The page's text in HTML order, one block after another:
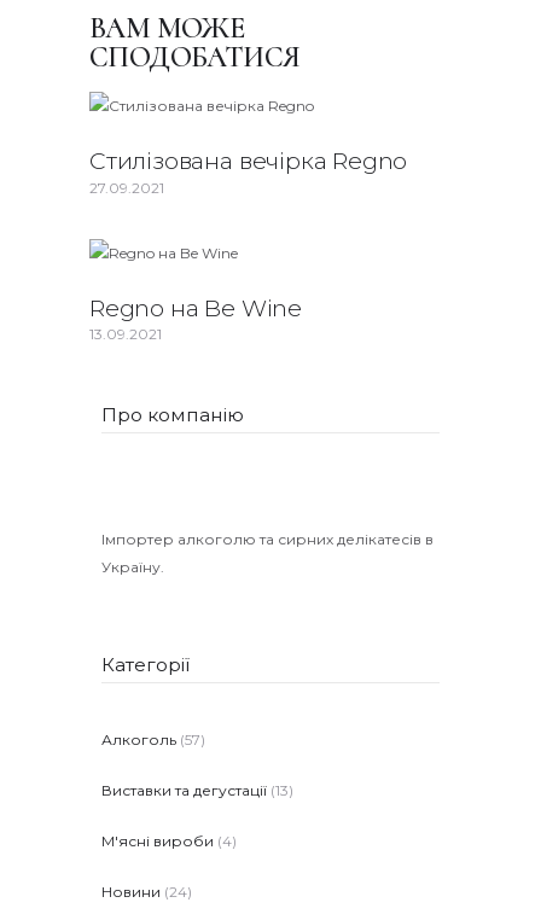
ВАМ МОЖЕ
СПОДОБАТИСЯ
Стилізована вечірка Regno
27.09.2021
Regno на Be Wine
13.09.2021
Про компанію
Імпортер алкоголю та сирних делікатесів в
Україну.
Категорії
Алкоголь (57)
Виставки та дегустації (13)
М'ясні вироби (4)
Новини (24)